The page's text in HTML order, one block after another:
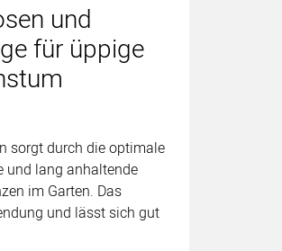
und
für üppige
sorgt durch die optimale
und lang anhaltende
im Garten. Das
und lässt sich gut